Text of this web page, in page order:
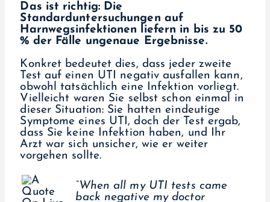
Das ist richtig: Die
Standarduntersuchungen auf
Harnwegsinfektionen liefern in bis zu 50
% der Fälle ungenaue Ergebnisse.
Konkret bedeutet dies, dass jeder zweite
Test auf einen UTI negativ ausfallen kann,
obwohl tatsächlich eine Infektion vorliegt.
Vielleicht waren Sie selbst schon einmal in
dieser Situation: Sie hatten eindeutige
Symptome eines UTI, doch der Test ergab,
dass Sie keine Infektion haben, und Ihr
Arzt war sich unsicher, wie er weiter
vorgehen sollte.
“When all my UTI tests came
back negative my doctor